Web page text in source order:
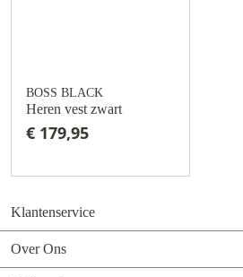
BOSS BLACK
Heren vest zwart
€ 179,95
Klantenservice
Over Ons